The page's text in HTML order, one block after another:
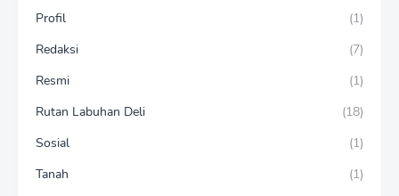
Profil
(1)
Redaksi
(7)
Resmi
(1)
Rutan Labuhan Deli
(18)
Sosial
(1)
Tanah
(1)